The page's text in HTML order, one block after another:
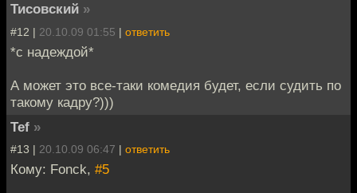
Тисовский »
#12 | 20.10.09 01:55 | ответить
*с надеждой*
А может это все-таки комедия будет, если судить по
такому кадру?)))
Tef »
#13 | 20.10.09 06:47 | ответить
Кому: Fonck, #5